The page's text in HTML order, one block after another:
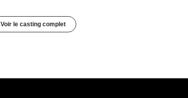
Voir le casting complet